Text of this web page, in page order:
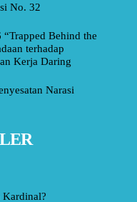
No. 32
Behind the
terhadap
Kerja Daring
Narasi
Kardinal?